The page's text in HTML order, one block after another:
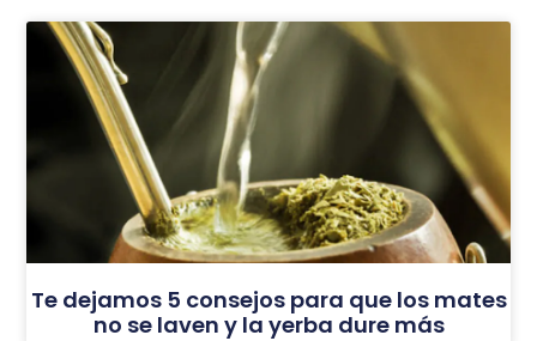
Te dejamos 5 consejos para que los mates
no se laven y la yerba dure más